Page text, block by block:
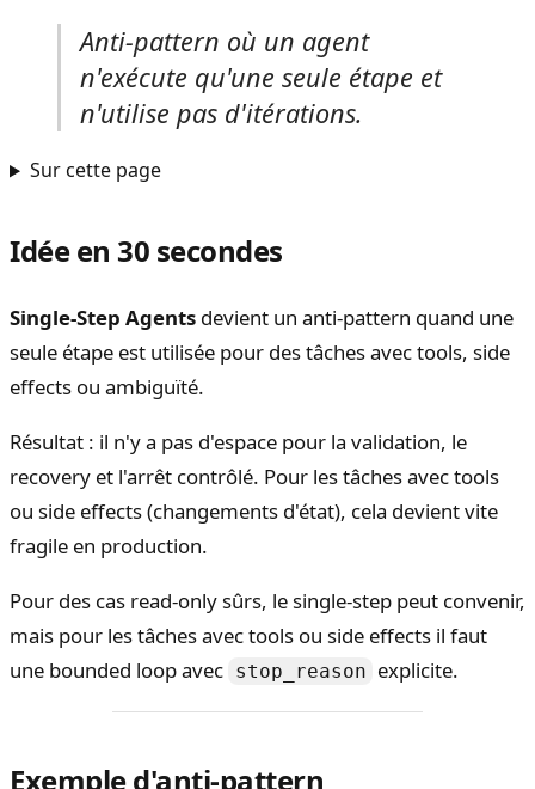
Anti-pattern où un agent
n'exécute qu'une seule étape et
n'utilise pas d'itérations.
Sur cette page
Idée en 30 secondes
Single-Step Agents devient un anti-pattern quand une
seule étape est utilisée pour des tâches avec tools, side
effects ou ambiguïté.
Résultat : il n'y a pas d'espace pour la validation, le
recovery et l'arrêt contrôlé. Pour les tâches avec tools
ou side effects (changements d'état), cela devient vite
fragile en production.
Pour des cas read-only sûrs, le single-step peut convenir,
mais pour les tâches avec tools ou side effects il faut
une bounded loop avec stop_reason explicite.
Exemple d'anti-pattern